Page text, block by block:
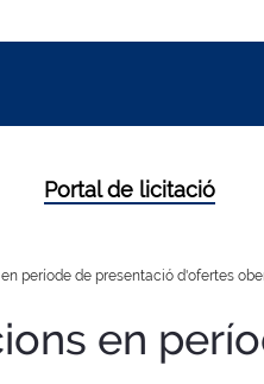
Portal de licitació
període de presentació d'ofertes
en